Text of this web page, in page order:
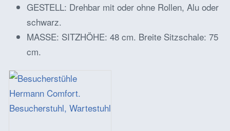
GESTELL: Drehbar mit oder ohne Rollen, Alu oder
schwarz.
MASSE: SITZHÖHE: 48 cm. Breite Sitzschale: 75
cm.